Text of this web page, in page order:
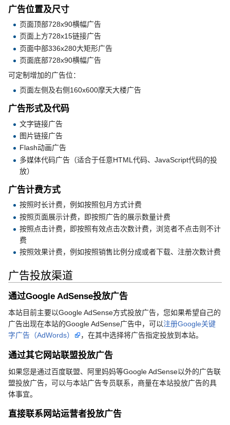
广告位置及尺寸
页面顶部728x90横幅广告
页面上方728x15链接广告
页面中部336x280大矩形广告
页面底部728x90横幅广告
可定制增加的广告位：
页面左侧及右侧160x600摩天大楼广告
广告形式及代码
文字链接广告
图片链接广告
Flash动画广告
多媒体代码广告（适合于任意HTML代码、JavaScript代码的投
放）
广告计费方式
按照时长计费，例如按照包月方式计费
按照页面展示计费，即按照广告的展示数量计费
按照点击计费，即按照有效点击次数计费，浏览者不点击则不计
费
按照效果计费，例如按照销售比例分成或者下载、注册次数计费
广告投放渠道
通过Google AdSense投放广告
本站目前主要以Google AdSense方式投放广告，您如果希望自己的
广告出现在本站的Google AdSense广告中，可以注册Google关键
字广告（AdWords）
，在其中选择将广告指定投放到本站。
通过其它网站联盟投放广告
如果您是通过百度联盟、阿里妈妈等Google AdSense以外的广告联
盟投放广告，可以与本站广告专员联系，商量在本站投放广告的具
体事宜。
直接联系网站运营者投放广告